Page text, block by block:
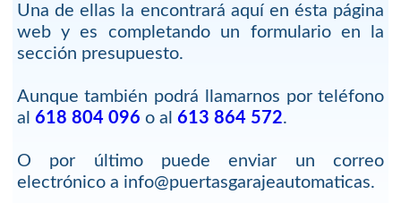
Una de ellas la encontrará aquí en ésta página
web y es completando un formulario en la
sección presupuesto.
Aunque también podrá llamarnos por teléfono
al 618 804 096 o al 613 864 572.
O por último puede enviar un correo
electrónico a info@puertasgarajeautomaticas.